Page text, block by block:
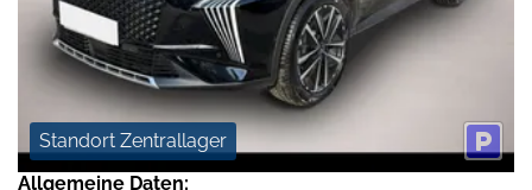
Standort Zentrallager
Allgemeine Daten: